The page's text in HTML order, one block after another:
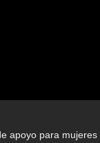
apoyo para